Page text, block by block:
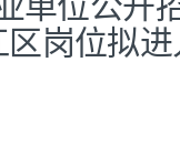
区岗位拟